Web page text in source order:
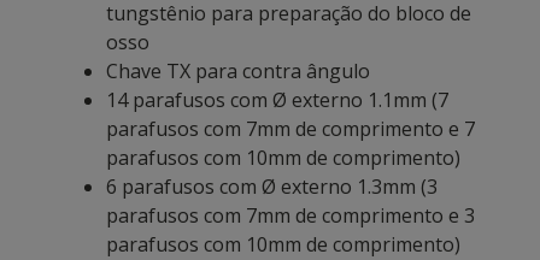
tungstênio para preparação do bloco de
osso
Chave TX para contra ângulo
14 parafusos com Ø externo 1.1mm (7
parafusos com 7mm de comprimento e 7
parafusos com 10mm de comprimento)
6 parafusos com Ø externo 1.3mm (3
parafusos com 7mm de comprimento e 3
parafusos com 10mm de comprimento)